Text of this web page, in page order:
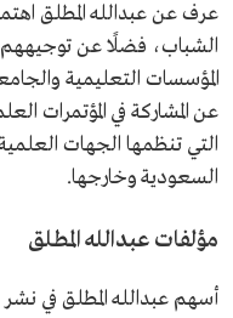
عرف عن عبدالله المطلق
الشباب، فضلًا عن توجيههم
المؤسسات التعليمية
عن المشاركة في المؤتمرات
التي تنظمها الجهات
السعودية وخارجها.
مؤلفات عبدالله المطلق
أسهم عبدالله المطلق في